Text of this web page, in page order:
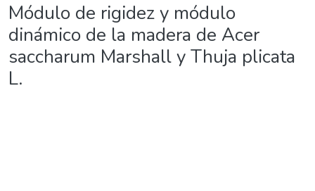
Módulo de rigidez y módulo
dinámico de la madera de Acer
saccharum Marshall y Thuja plicata
L.